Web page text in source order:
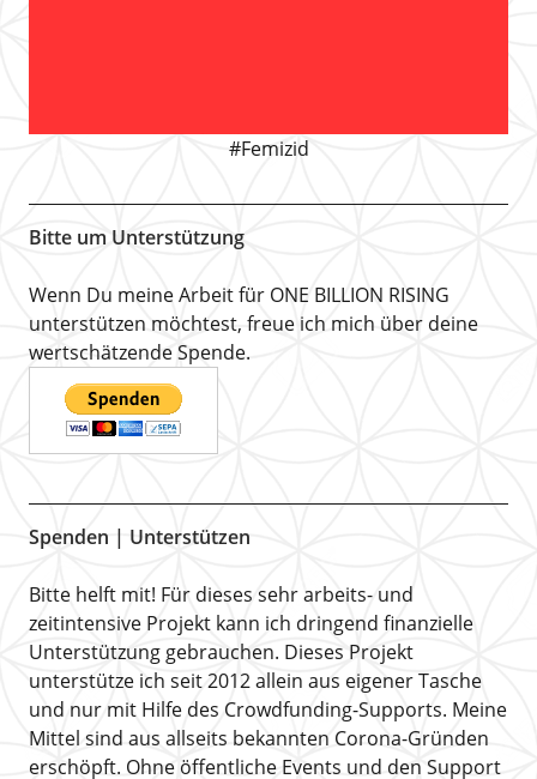
#Femizid
Bitte um Unterstützung
Wenn Du meine Arbeit für ONE BILLION RISING
unterstützen möchtest, freue ich mich über deine
wertschätzende Spende.
Spenden | Unterstützen
Bitte helft mit! Für dieses sehr arbeits- und
zeitintensive Projekt kann ich dringend finanzielle
Unterstützung gebrauchen. Dieses Projekt
unterstütze ich seit 2012 allein aus eigener Tasche
und nur mit Hilfe des Crowdfunding-Supports. Meine
Mittel sind aus allseits bekannten Corona-Gründen
erschöpft. Ohne öffentliche Events und den Support